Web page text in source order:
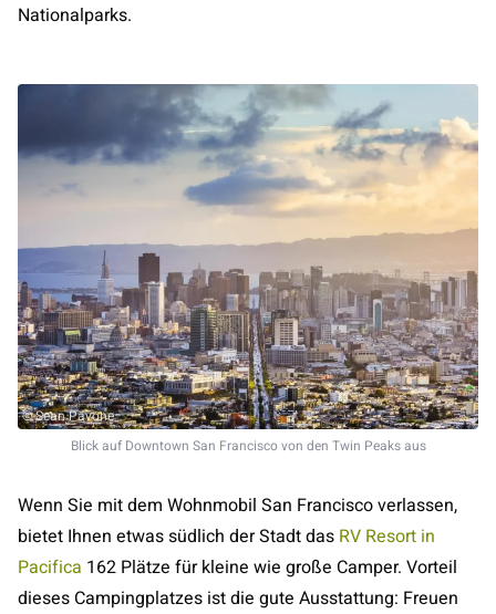
Nationalparks.
© Sean Pavone
Blick auf Downtown San Francisco von den Twin Peaks aus
Wenn Sie mit dem Wohnmobil San Francisco verlassen,
bietet Ihnen etwas südlich der Stadt das RV Resort in
Pacifica 162 Plätze für kleine wie große Camper. Vorteil
dieses Campingplatzes ist die gute Ausstattung: Freuen